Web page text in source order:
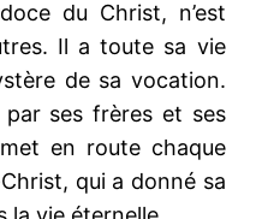
du Christ, n’est
Il a toute sa vie
de sa vocation.
ses frères et ses
en route chaque
qui a donné sa